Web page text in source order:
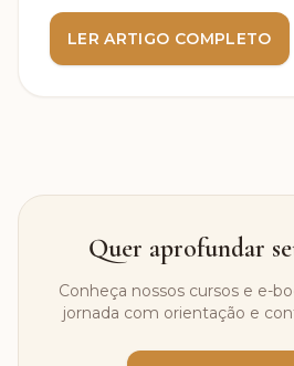
LER ARTIGO COMPLETO
Quer aprofundar
Conheça nossos cursos e e-
jornada com orientação e